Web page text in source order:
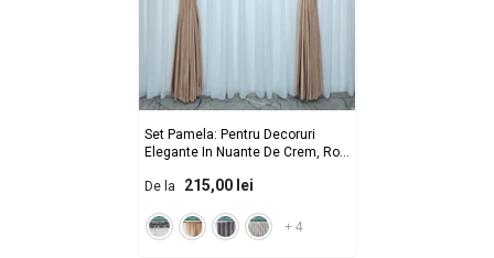
Set Pamela: Pentru Decoruri
Elegante In Nuante De Crem, Roz
Comanda- Rejansa Sina/Galerie
De la 215,00 lei
+ 4